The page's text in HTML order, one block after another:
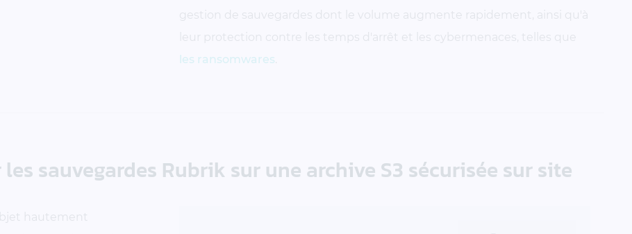
gestion de sauvegardes dont le volume augmente rapidement, ainsi qu'à
leur protection contre les temps d'arrêt et les cybermenaces, telles que
les ransomwares
sauvegardes Rubrik sur une archive S3 sécurisée sur site
hautement